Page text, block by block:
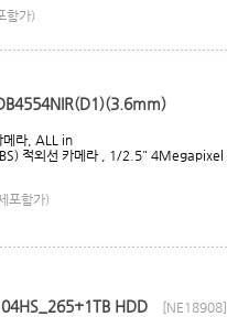
함가)
라, ALL in
적외선 카메라 , 1/2.5" 4Megapixel
포함가)
HDD [NE18908]